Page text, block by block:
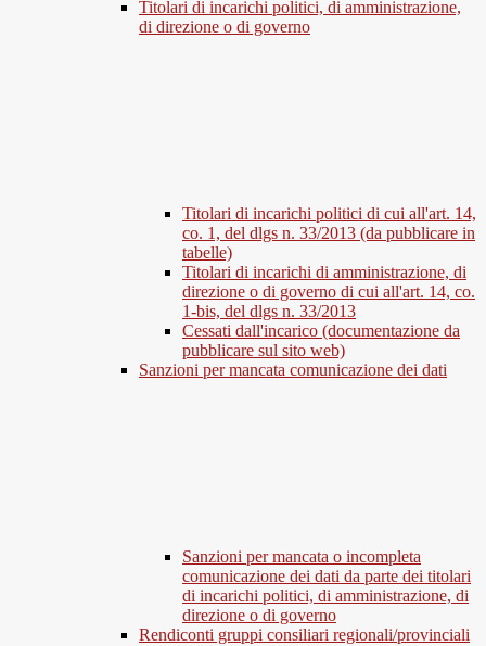
Titolari di incarichi politici, di amministrazione,
di direzione o di governo
Titolari di incarichi politici di cui all'art. 14,
co. 1, del dlgs n. 33/2013 (da pubblicare in
tabelle)
Titolari di incarichi di amministrazione, di
direzione o di governo di cui all'art. 14, co.
1-bis, del dlgs n. 33/2013
Cessati dall'incarico (documentazione da
pubblicare sul sito web)
Sanzioni per mancata comunicazione dei dati
Sanzioni per mancata o incompleta
comunicazione dei dati da parte dei titolari
di incarichi politici, di amministrazione, di
direzione o di governo
Rendiconti gruppi consiliari regionali/provinciali